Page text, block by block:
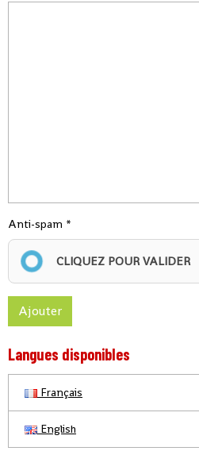
Anti-spam
CLIQUEZ POUR VALIDER
Ajouter
Langues disponibles
Français
English